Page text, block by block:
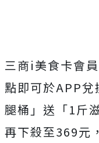
三商i美食卡會
點即可於APP
腿桶」送「1斤
再下殺至369元